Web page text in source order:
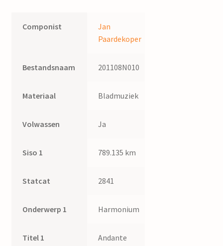
Componist
Jan
Paardekoper
Bestandsnaam 201108N010
Materiaal Bladmuziek
Volwassen Ja
Siso 1 789.135 km
Statcat 2841
Onderwerp 1 Harmonium
Titel 1 Andante